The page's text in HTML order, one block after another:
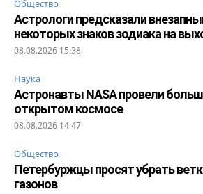
Общество
Астрологи предсказали
некоторых знаков зодиака на
08.08.2026 15:38
Наука
Астронавты NASA провели
открытом космосе
08.08.2026 14:47
Общество
Петербуржцы просят убрать
газонов